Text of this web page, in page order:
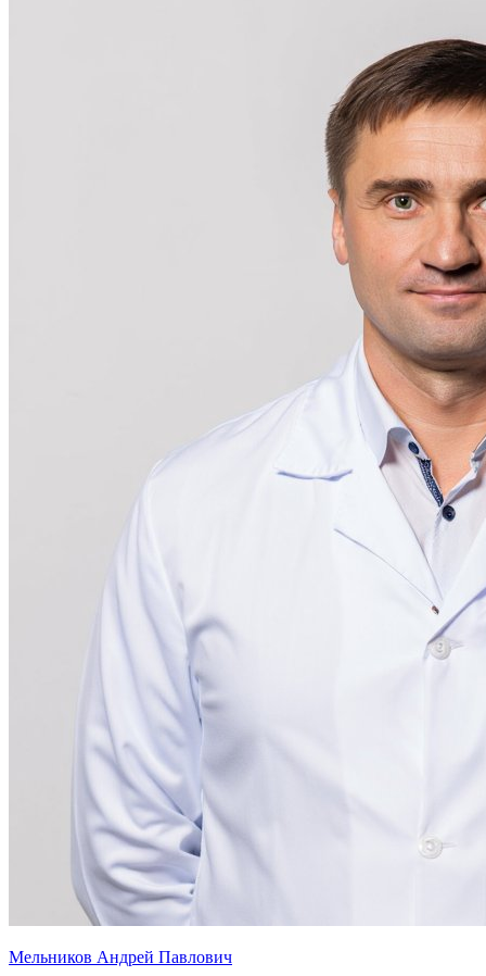
Мельников Андрей Павлович